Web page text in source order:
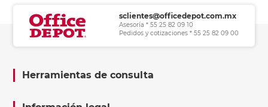
sclientes@officedepot.com.mx
Asesoría * 55 25 82 09 10
Pedidos y cotizaciones * 55 25 82 09 00
Herramientas de consulta